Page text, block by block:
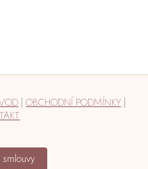
|OBCHODNÍ PODMÍNKY